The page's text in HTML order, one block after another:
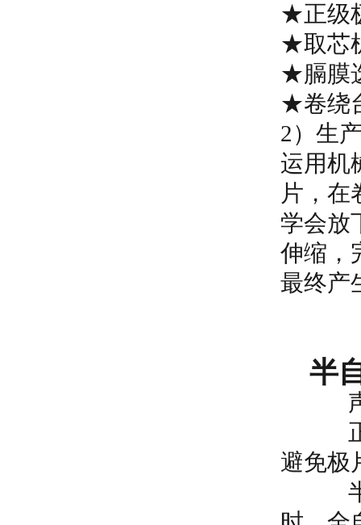
★正级
★取芯
★膈膜
★卷绕
2）生
运用机
片，在
学会放
伸缩，
最终产
半
声卡
正级
避免极
半自